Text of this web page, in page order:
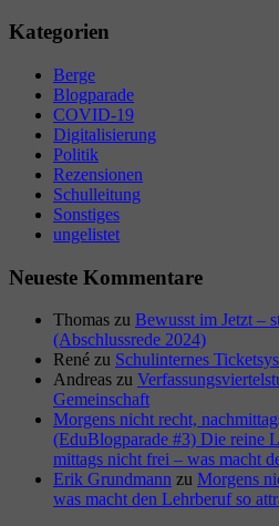
Kategorien
Berge
Blogparade
COVID-19
Digitalisierung
Politik
Rezensionen
Schulleitung
Sonstiges
ungelistet
Neueste Kommentare
Thomas zu Bewusst im Jetzt –
(Abschlussrede 2024)
René zu Schulinternes
Andreas zu
Gemeinschaft
Morgens nicht recht,
(EduBlogparade #3) Die reine
mittags nicht frei – was macht
Erik Grundmann zu Morgens
was macht den Lehrberuf so